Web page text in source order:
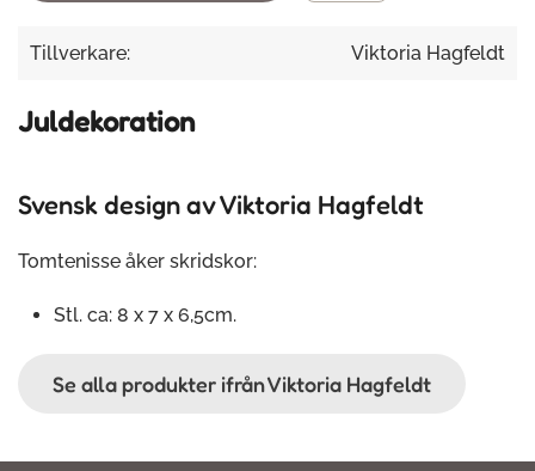
Tillverkare: Viktoria Hagfeldt
Juldekoration
Svensk design av Viktoria Hagfeldt
Tomtenisse åker skridskor:
Stl. ca: 8 x 7 x 6,5cm.
Se alla produkter ifrån Viktoria Hagfeldt